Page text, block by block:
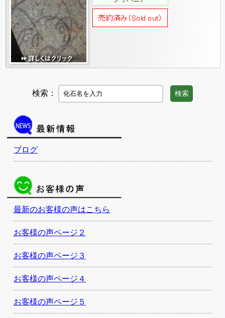
検索： 検索
ブログ
最新のお客様の声はこちら
お客様の声ページ２
お客様の声ページ３
お客様の声ページ４
お客様の声ページ５